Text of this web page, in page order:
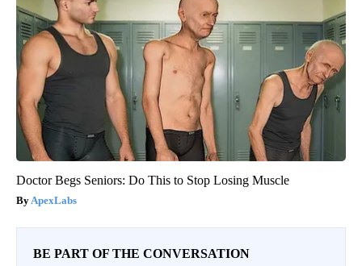
Doctor Begs Seniors: Do This to Stop Losing Muscle
ApexLabs
BE PART OF THE CONVERSATION